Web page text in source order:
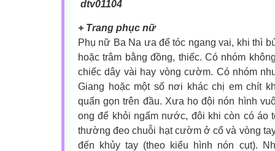
+ Trang phục nữ
Phụ nữ Ba Na ưa để tóc ngang vai, khi thì
hoặc trâm bằng đồng, thiếc. Có nhóm
chiếc dây vài hay vòng cườm. Có nhóm
Giang hoặc một số nơi khác chị em chít
quấn gọn trên đầu. Xưa họ đội nón hình
ong để khỏi ngấm nước, đôi khi còn có áo
thường đeo chuỗi hạt cườm ở cổ và vòng
đến khủy tay (theo kiểu hình nón cụt).